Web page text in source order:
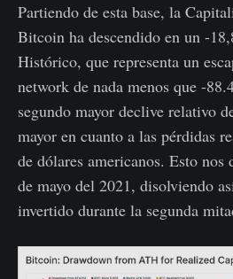
Partiendo de esta base, la
Bitcoin ha descendido en un -
Histórico, que representa un
network de nada menos que -
segundo mayor declive relativo
mayor en cuanto a las pérdidas
de dólares americanos. Esto nos
de mayo del 2021, disolviendo
invertido durante la segunda